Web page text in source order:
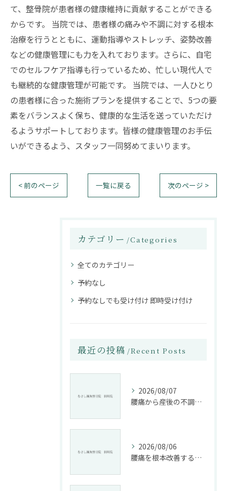
て、整骨院が患者様の健康維持に貢献することができる
からです。 当院では、患者様の痛みや不調に対する根本
治療を行うとともに、運動指導やストレッチ、姿勢改善
などの健康管理にも力を入れております。さらに、自宅
でのセルフケア指導も行っているため、忙しい現代人で
も継続的な健康管理が可能です。 当院では、一人ひとり
の患者様に合った施術プランを提供することで、5つの要
素をバランスよく保ち、健康的な生活を送っていただけ
るようサポートしております。皆様の健康管理のお手伝
いができるよう、スタッフ一同努めてまいります。
< 前のページ 一覧に戻る 次のページ >
カテゴリー Categories
全てのカテゴリー
予約なし
予約なしでも受け付け 即時受け付け
最近の投稿 Recent Posts
2026/08/07
腰痛から産後の不調まで整骨院で根本改善する方法
2026/08/06
腰痛を根本改善する整骨院の施術とアドバイスの重要性